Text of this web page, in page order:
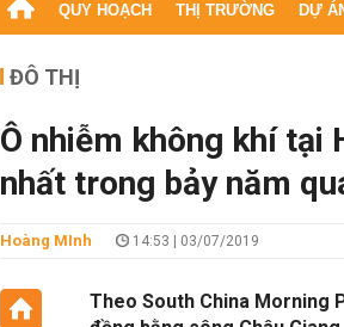
QUY HOẠCH THỊ TRƯỜNG DỰ
ĐÔ THỊ
Ô nhiễm không khí tại
nhất trong bảy năm
Hoàng MInh 14:53 | 03/07/2019
Theo South China Morning